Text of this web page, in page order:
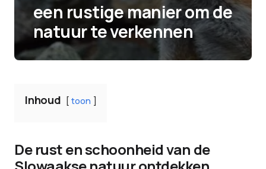
een rustige manier om de
natuur te verkennen
Inhoud toon
De rust en schoonheid van de